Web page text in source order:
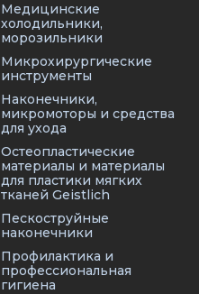
Медицинские
холодильники,
морозильники
Микрохирургические
инструменты
Наконечники,
микромоторы и средства
для ухода
Остеопластические
материалы и материалы
для пластики мягких
тканей Geistlich
Пескоструйные
наконечники
Профилактика и
профессиональная
гигиена